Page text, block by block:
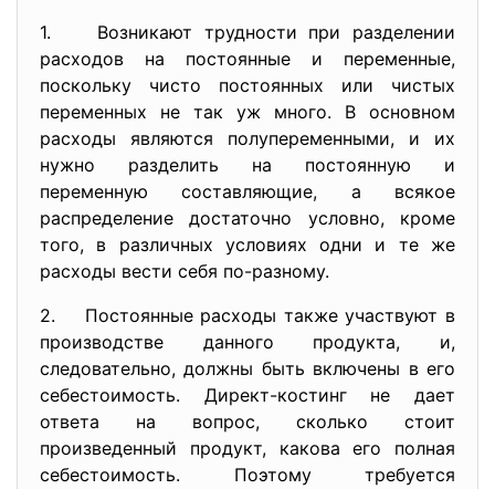
1. Возникают трудности при разделении
расходов на постоянные и переменные,
поскольку чисто постоянных или чистых
переменных не так уж много. В основном
расходы являются полупеременными, и их
нужно разделить на постоянную и
переменную составляющие, а всякое
распределение достаточно условно, кроме
того, в различных условиях одни и те же
расходы вести себя по-разному.
2. Постоянные расходы также участвуют в
производстве данного продукта, и,
следовательно, должны быть включены в его
себестоимость. Директ-костинг не дает
ответа на вопрос, сколько стоит
произведенный продукт, какова его полная
себестоимость. Поэтому требуется